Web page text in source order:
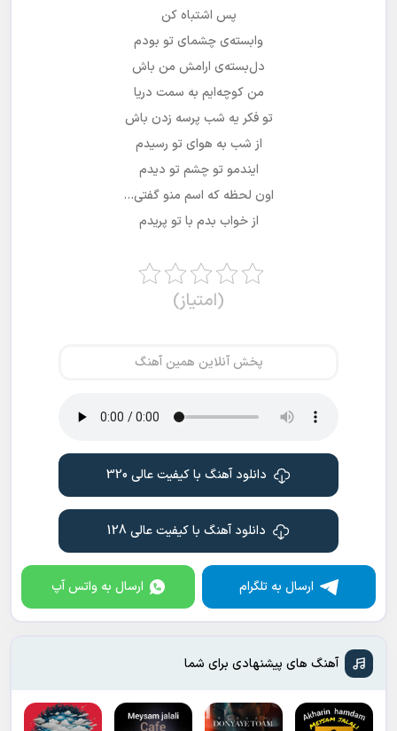
پس اشتباه کن
وابسته‌ی چشمای تو بودم
دل‌بسته‌ی ارامش من باش
من کوچه‌ایم به سمت دریا
تو فکر یه شب پرسه زدن باش
از شب به هوای تو رسیدم
ایندمو تو چشم تو دیدم
اون لحظه که اسم منو گفتی…
از خواب بدم با تو پریدم
(امتیاز)
پخش آنلاین همین آهنگ
دانلود آهنگ با کیفیت عالی 320
دانلود آهنگ با کیفیت عالی 128
ارسال به تلگرام ارسال به واتس آپ
آهنگ های پیشنهادی برای شما